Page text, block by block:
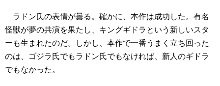
ラドン氏の表情が曇る。確かに、本作は成功した。有名
怪獣が夢の共演を果たし、キングギドラという新しいスタ
ーも生まれたのだ。しかし、本作で一番うまく立ち回った
のは、ゴジラ氏でもラドン氏でもなければ、新人のギドラ
でもなかった。